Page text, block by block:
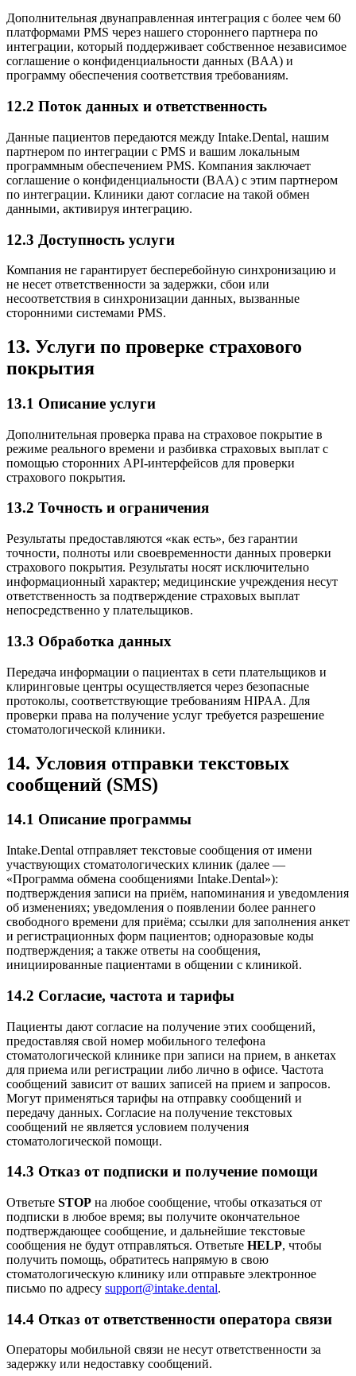
Дополнительная двунаправленная интеграция с более чем 60
платформами PMS через нашего стороннего партнера по
интеграции, который поддерживает собственное независимое
соглашение о конфиденциальности данных (BAA) и
программу обеспечения соответствия требованиям.
12.2 Поток данных и ответственность
Данные пациентов передаются между Intake.Dental, нашим
партнером по интеграции с PMS и вашим локальным
программным обеспечением PMS. Компания заключает
соглашение о конфиденциальности (BAA) с этим партнером
по интеграции. Клиники дают согласие на такой обмен
данными, активируя интеграцию.
12.3 Доступность услуги
Компания не гарантирует бесперебойную синхронизацию и
не несет ответственности за задержки, сбои или
несоответствия в синхронизации данных, вызванные
сторонними системами PMS.
13. Услуги по проверке страхового
покрытия
13.1 Описание услуги
Дополнительная проверка права на страховое покрытие в
режиме реального времени и разбивка страховых выплат с
помощью сторонних API-интерфейсов для проверки
страхового покрытия.
13.2 Точность и ограничения
Результаты предоставляются «как есть», без гарантии
точности, полноты или своевременности данных проверки
страхового покрытия. Результаты носят исключительно
информационный характер; медицинские учреждения несут
ответственность за подтверждение страховых выплат
непосредственно у плательщиков.
13.3 Обработка данных
Передача информации о пациентах в сети плательщиков и
клиринговые центры осуществляется через безопасные
протоколы, соответствующие требованиям HIPAA. Для
проверки права на получение услуг требуется разрешение
стоматологической клиники.
14. Условия отправки текстовых
сообщений (SMS)
14.1 Описание программы
Intake.Dental отправляет текстовые сообщения от имени
участвующих стоматологических клиник (далее —
«Программа обмена сообщениями Intake.Dental»):
подтверждения записи на приём, напоминания и уведомления
об изменениях; уведомления о появлении более раннего
свободного времени для приёма; ссылки для заполнения анкет
и регистрационных форм пациентов; одноразовые коды
подтверждения; а также ответы на сообщения,
инициированные пациентами в общении с клиникой.
14.2 Согласие, частота и тарифы
Пациенты дают согласие на получение этих сообщений,
предоставляя свой номер мобильного телефона
стоматологической клинике при записи на прием, в анкетах
для приема или регистрации либо лично в офисе. Частота
сообщений зависит от ваших записей на прием и запросов.
Могут применяться тарифы на отправку сообщений и
передачу данных. Согласие на получение текстовых
сообщений не является условием получения
стоматологической помощи.
14.3 Отказ от подписки и получение помощи
Ответьте STOP на любое сообщение, чтобы отказаться от
подписки в любое время; вы получите окончательное
подтверждающее сообщение, и дальнейшие текстовые
сообщения не будут отправляться. Ответьте HELP, чтобы
получить помощь, обратитесь напрямую в свою
стоматологическую клинику или отправьте электронное
письмо по адресу support@intake.dental.
14.4 Отказ от ответственности оператора связи
Операторы мобильной связи не несут ответственности за
задержку или недоставку сообщений.